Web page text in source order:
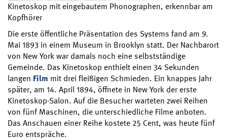
Kinetoskop mit eingebautem Phonographen, erkennbar am
Kopfhörer
Die erste öffentliche Präsentation des Systems fand am 9.
Mai 1893 in einem Museum in Brooklyn statt. Der Nachbarort
von New York war damals noch eine selbstständige
Gemeinde. Das Kinetoskop enthielt einen 34 Sekunden
langen Film mit drei fleißigen Schmieden. Ein knappes Jahr
später, am 14. April 1894, öffnete in New York der erste
Kinetoskop-Salon. Auf die Besucher warteten zwei Reihen
von fünf Maschinen, die unterschiedliche Filme anboten.
Das Anschauen einer Reihe kostete 25 Cent, was heute fünf
Euro entspräche.